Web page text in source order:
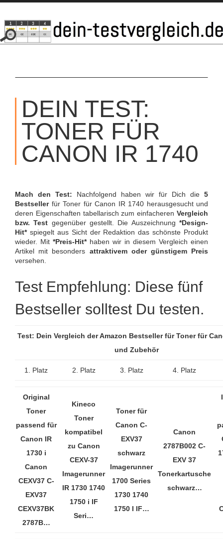
SKIP
CONTENT
DEIN TEST:
TONER FÜR
CANON IR 1740
Mach den Test: Nachfolgend haben wir für Dich die 5
Bestsellerfür Toner für Canon IR 1740 herausgesucht und
deren Eigenschaften tabellarisch zum einfacheren Vergleich
bzw. Test gegenüber gestellt. Die Auszeichnung*Design-
Hit*spiegelt aus Sicht der Redaktion das schönste Produkt
wieder. Mit *Preis-Hit*haben wir in diesem Vergleich einen
Artikel mit besonders attraktivem oder günstigem Preis
versehen.
Test Empfehlung: Diese fünf
Bestseller solltest Du testen.
Test: Dein Vergleich der Amazon Bestseller für Toner für
und Zubehör
1. Platz 2. Platz 3. Platz 4. Platz
Original
Toner
passend für
Canon IR
1730 i
Canon
CEXV37 C-
EXV37
CEXV37BK
2787B…
Kineco
Toner
kompatibel
zu Canon
CEXV-37
Imagerunner
IR 1730 1740
1750 i IF
Seri…
Toner für
Canon C-
EXV37
schwarz
Imagerunner
1700 Series
1730 1740
1750 I IF…
Canon
2787B002 C-
EXV 37
Tonerkartusche
schwarz…